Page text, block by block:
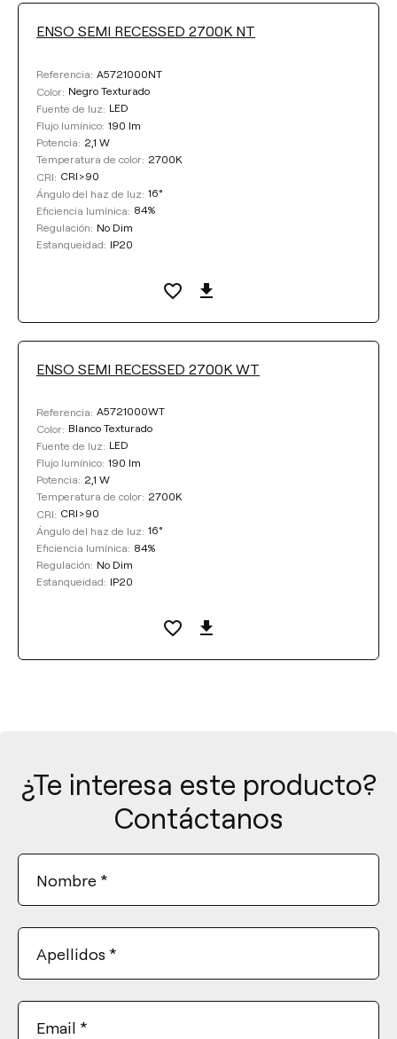
COLOR
Limpiar filtros
ENSO SEMI RECESSED 2700K NT
Referencia: A5721000NT
Color: Negro Texturado
Fuente de luz: LED
Flujo lumínico: 190 lm
Potencia: 2,1 W
Temperatura de color: 2700K
CRI: CRI>90
Ángulo del haz de luz: 16°
Eficiencia lumínica: 84%
Regulación: No Dim
Estanqueidad: IP20
ENSO SEMI RECESSED 2700K WT
Referencia: A5721000WT
Color: Blanco Texturado
Fuente de luz: LED
Flujo lumínico: 190 lm
Potencia: 2,1 W
Temperatura de color: 2700K
CRI: CRI>90
Ángulo del haz de luz: 16°
Eficiencia lumínica: 84%
Regulación: No Dim
Estanqueidad: IP20
¿Te interesa este producto?
Contáctanos
Nombre *
Apellidos *
Email *